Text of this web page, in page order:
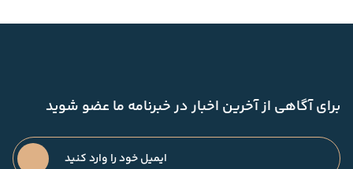
برای آگاهی از آخرین اخبار در خبرنامه ما عضو شوید